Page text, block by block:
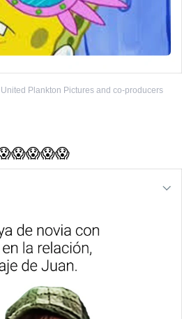
Plankton Pictures and co-producers